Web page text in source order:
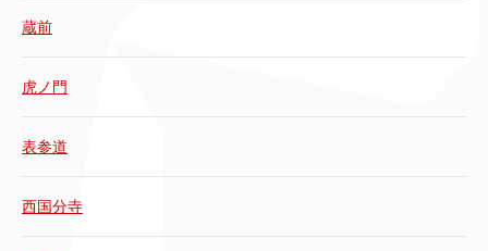
蔵前
虎ノ門
表参道
西国分寺